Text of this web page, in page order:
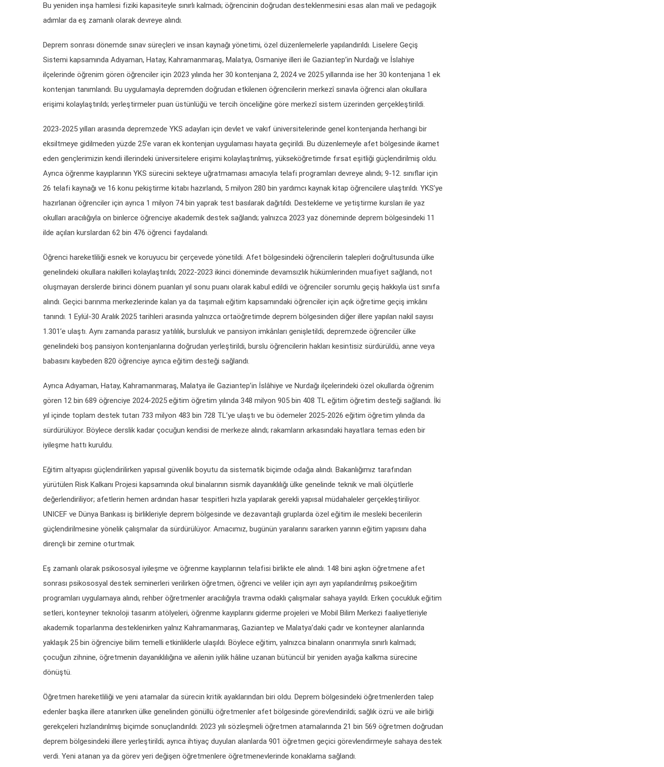
Bu yeniden inşa hamlesi fiziki kapasiteyle sınırlı kalmadı; öğrencinin doğrudan desteklenmesini esas alan mali ve pedagojik
adımlar da eş zamanlı olarak devreye alındı.
Deprem sonrası dönemde sınav süreçleri ve insan kaynağı yönetimi, özel düzenlemelerle yapılandırıldı. Liselere Geçiş
Sistemi kapsamında Adıyaman, Hatay, Kahramanmaraş, Malatya, Osmaniye illeri ile Gaziantep’in Nurdağı ve İslahiye
ilçelerinde öğrenim gören öğrenciler için 2023 yılında her 30 kontenjana 2, 2024 ve 2025 yıllarında ise her 30 kontenjana 1 ek
kontenjan tanımlandı. Bu uygulamayla depremden doğrudan etkilenen öğrencilerin merkezî sınavla öğrenci alan okullara
erişimi kolaylaştırıldı; yerleştirmeler puan üstünlüğü ve tercih önceliğine göre merkezî sistem üzerinden gerçekleştirildi.
2023-2025 yılları arasında depremzede YKS adayları için devlet ve vakıf üniversitelerinde genel kontenjanda herhangi bir
eksiltmeye gidilmeden yüzde 25’e varan ek kontenjan uygulaması hayata geçirildi. Bu düzenlemeyle afet bölgesinde ikamet
eden gençlerimizin kendi illerindeki üniversitelere erişimi kolaylaştırılmış, yükseköğretimde fırsat eşitliği güçlendirilmiş oldu.
Ayrıca öğrenme kayıplarının YKS sürecini sekteye uğratmaması amacıyla telafi programları devreye alındı; 9-12. sınıflar için
26 telafi kaynağı ve 16 konu pekiştirme kitabı hazırlandı, 5 milyon 280 bin yardımcı kaynak kitap öğrencilere ulaştırıldı. YKS’ye
hazırlanan öğrenciler için ayrıca 1 milyon 74 bin yaprak test basılarak dağıtıldı. Destekleme ve yetiştirme kursları ile yaz
okulları aracılığıyla on binlerce öğrenciye akademik destek sağlandı; yalnızca 2023 yaz döneminde deprem bölgesindeki 11
ilde açılan kurslardan 62 bin 476 öğrenci faydalandı.
Öğrenci hareketliliği esnek ve koruyucu bir çerçevede yönetildi. Afet bölgesindeki öğrencilerin talepleri doğrultusunda ülke
genelindeki okullara nakilleri kolaylaştırıldı; 2022-2023 ikinci döneminde devamsızlık hükümlerinden muafiyet sağlandı, not
oluşmayan derslerde birinci dönem puanları yıl sonu puanı olarak kabul edildi ve öğrenciler sorumlu geçiş hakkıyla üst sınıfa
alındı. Geçici barınma merkezlerinde kalan ya da taşımalı eğitim kapsamındaki öğrenciler için açık öğretime geçiş imkânı
tanındı. 1 Eylül-30 Aralık 2025 tarihleri arasında yalnızca ortaöğretimde deprem bölgesinden diğer illere yapılan nakil sayısı
1.301’e ulaştı. Aynı zamanda parasız yatılılık, bursluluk ve pansiyon imkânları genişletildi; depremzede öğrenciler ülke
genelindeki boş pansiyon kontenjanlarına doğrudan yerleştirildi, burslu öğrencilerin hakları kesintisiz sürdürüldü, anne veya
babasını kaybeden 820 öğrenciye ayrıca eğitim desteği sağlandı.
Ayrıca Adıyaman, Hatay, Kahramanmaraş, Malatya ile Gaziantep’in İslâhiye ve Nurdağı ilçelerindeki özel okullarda öğrenim
gören 12 bin 689 öğrenciye 2024-2025 eğitim öğretim yılında 348 milyon 905 bin 408 TL eğitim öğretim desteği sağlandı. İki
yıl içinde toplam destek tutarı 733 milyon 483 bin 728 TL’ye ulaştı ve bu ödemeler 2025-2026 eğitim öğretim yılında da
sürdürülüyor. Böylece derslik kadar çocuğun kendisi de merkeze alındı; rakamların arkasındaki hayatlara temas eden bir
iyileşme hattı kuruldu.
Eğitim altyapısı güçlendirilirken yapısal güvenlik boyutu da sistematik biçimde odağa alındı. Bakanlığımız tarafından
yürütülen Risk Kalkanı Projesi kapsamında okul binalarının sismik dayanıklılığı ülke genelinde teknik ve mali ölçütlerle
değerlendiriliyor; afetlerin hemen ardından hasar tespitleri hızla yapılarak gerekli yapısal müdahaleler gerçekleştiriliyor.
UNICEF ve Dünya Bankası iş birlikleriyle deprem bölgesinde ve dezavantajlı gruplarda özel eğitim ile mesleki becerilerin
güçlendirilmesine yönelik çalışmalar da sürdürülüyor. Amacımız, bugünün yaralarını sararken yarının eğitim yapısını daha
dirençli bir zemine oturtmak.
Eş zamanlı olarak psikososyal iyileşme ve öğrenme kayıplarının telafisi birlikte ele alındı. 148 bini aşkın öğretmene afet
sonrası psikososyal destek seminerleri verilirken öğretmen, öğrenci ve veliler için ayrı ayrı yapılandırılmış psikoeğitim
programları uygulamaya alındı, rehber öğretmenler aracılığıyla travma odaklı çalışmalar sahaya yayıldı. Erken çocukluk eğitim
setleri, konteyner teknoloji tasarım atölyeleri, öğrenme kayıplarını giderme projeleri ve Mobil Bilim Merkezi faaliyetleriyle
akademik toparlanma desteklenirken yalnız Kahramanmaraş, Gaziantep ve Malatya’daki çadır ve konteyner alanlarında
yaklaşık 25 bin öğrenciye bilim temelli etkinliklerle ulaşıldı. Böylece eğitim, yalnızca binaların onarımıyla sınırlı kalmadı;
çocuğun zihnine, öğretmenin dayanıklılığına ve ailenin iyilik hâline uzanan bütüncül bir yeniden ayağa kalkma sürecine
dönüştü.
Öğretmen hareketliliği ve yeni atamalar da sürecin kritik ayaklarından biri oldu. Deprem bölgesindeki öğretmenlerden talep
edenler başka illere atanırken ülke genelinden gönüllü öğretmenler afet bölgesinde görevlendirildi; sağlık özrü ve aile birliği
gerekçeleri hızlandırılmış biçimde sonuçlandırıldı. 2023 yılı sözleşmeli öğretmen atamalarında 21 bin 569 öğretmen doğrudan
deprem bölgesindeki illere yerleştirildi; ayrıca ihtiyaç duyulan alanlarda 901 öğretmen geçici görevlendirmeyle sahaya destek
verdi. Yeni atanan ya da görev yeri değişen öğretmenlere öğretmenevlerinde konaklama sağlandı.